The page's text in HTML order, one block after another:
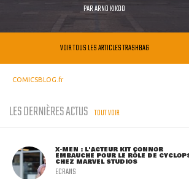
PARARNO KIKOO
VOIR TOUS LES ARTICLES TRASHBAG
COMICSBLOG.fr
LES DERNIÈRES ACTUS TOUT VOIR
X-MEN : L'ACTEUR KIT CONNOR
EMBAUCHÉ POUR LE RÔLE DE
CHEZ MARVEL STUDIOS
ECRANS